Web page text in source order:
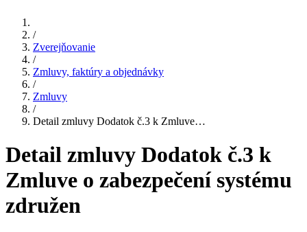
/
Zverejňovanie
/
Zmluvy, faktúry a objednávky
/
Zmluvy
/
Detail zmluvy Dodatok č.3 k Zmluve…
Detail zmluvy Dodatok č.3 k
Zmluve o zabezpečení systému
združen